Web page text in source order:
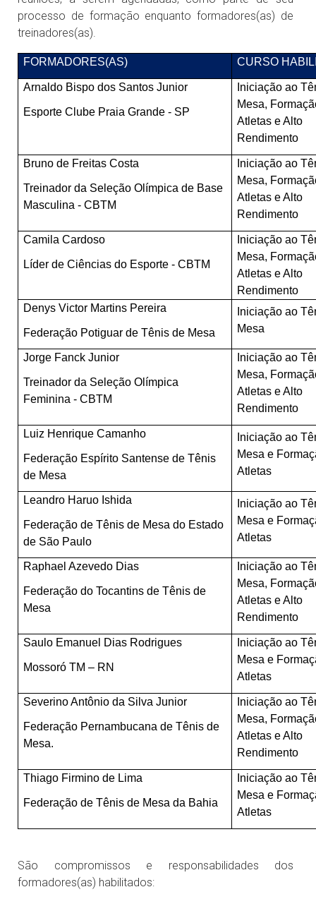
processo de formação enquanto formadores(as) de
treinadores(as).
FORMADORES(AS) CURSO
Arnaldo Bispo dos Santos Junior
Esporte Clube Praia Grande - SP
Iniciação ao
Mesa,
Atletas e Alto
Rendimento
Bruno de Freitas Costa
Treinador da Seleção Olímpica de Base
Masculina - CBTM
Iniciação ao
Mesa,
Atletas e Alto
Rendimento
Camila Cardoso
Líder de Ciências do Esporte - CBTM
Iniciação ao
Mesa,
Atletas e Alto
Rendimento
Denys Victor Martins Pereira
Federação Potiguar de Tênis de Mesa
Iniciação ao
Mesa
Jorge Fanck Junior
Treinador da Seleção Olímpica
Feminina - CBTM
Iniciação ao
Mesa,
Atletas e Alto
Rendimento
Luiz Henrique Camanho
Federação Espírito Santense de Tênis
de Mesa
Iniciação ao
Mesa e
Atletas
Leandro Haruo Ishida
Federação de Tênis de Mesa do Estado
de São Paulo
Iniciação ao
Mesa e
Atletas
Raphael Azevedo Dias
Federação do Tocantins de Tênis de
Mesa
Iniciação ao
Mesa,
Atletas e Alto
Rendimento
Saulo Emanuel Dias Rodrigues
Mossoró TM – RN
Iniciação ao
Mesa e
Atletas
Severino Antônio da Silva Junior
Federação Pernambucana de Tênis de
Mesa.
Iniciação ao
Mesa,
Atletas e Alto
Rendimento
Thiago Firmino de Lima
Federação de Tênis de Mesa da Bahia
Iniciação ao
Mesa e
Atletas
São compromissos e responsabilidades dos
formadores(as) habilitados: